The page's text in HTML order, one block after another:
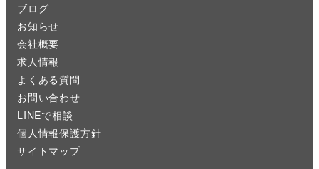
ブログ
お知らせ
会社概要
求人情報
よくある質問
お問い合わせ
LINEで相談
個人情報保護方針
サイトマップ